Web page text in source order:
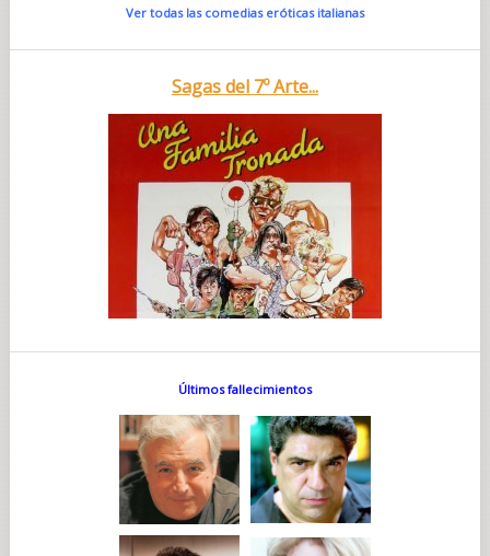
Ver todas las comedias eróticas italianas
Sagas del 7º Arte...
Últimos fallecimientos